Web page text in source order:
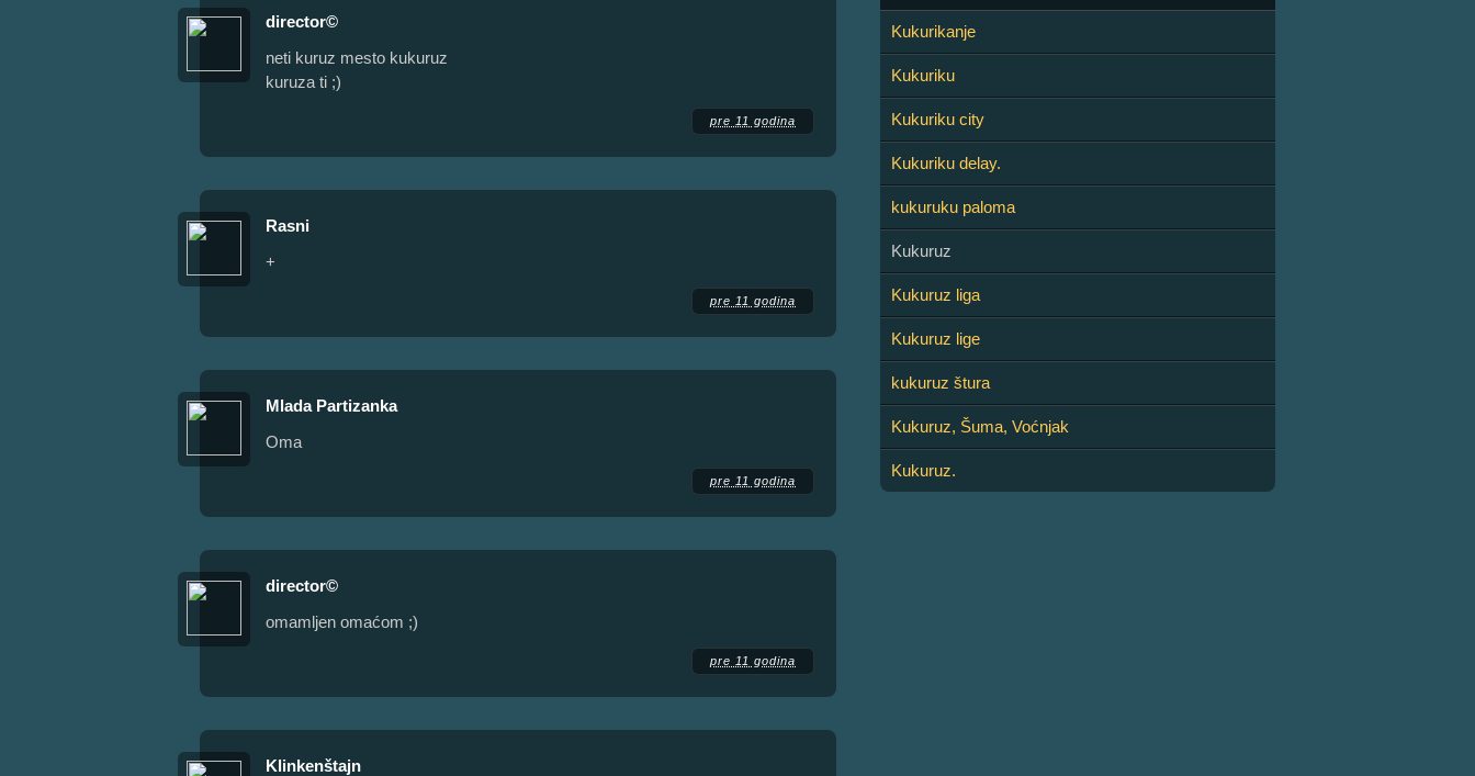
director©
neti kuruz mesto kukuruz
kuruza ti ;)
pre 11 godina
Rasni
+
pre 11 godina
Mlada Partizanka
Oma
pre 11 godina
director©
omamljen omaćom ;)
pre 11 godina
Klinkenštajn
Kukurikanje
Kukuriku
Kukuriku city
Kukuriku delay.
kukuruku paloma
Kukuruz
Kukuruz liga
Kukuruz lige
kukuruz štura
Kukuruz, Šuma, Voćnjak
Kukuruz.